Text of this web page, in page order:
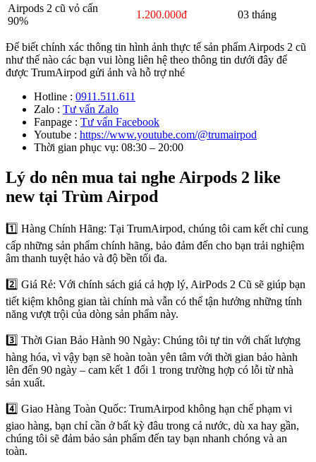
Airpods 2 cũ vỏ cấn
90%
1.200.000đ 03 tháng
Để biết chính xác thông tin hình ảnh thực tế sản phẩm Airpods 2 cũ
như thế nào các bạn vui lòng liên hệ theo thông tin dưới đây để
được TrumAirpod gửi ảnh và hỗ trợ nhé
Hotline : 0911.511.611
Zalo : Tư vấn Zalo
Fanpage : Tư vấn Facebook
Youtube : https://www.youtube.com/@trumairpod
Thời gian phục vụ: 08:30 – 20:00
Lý do nên mua tai nghe Airpods 2 like
new tại Trùm Airpod
1️⃣ Hàng Chính Hãng: Tại TrumAirpod, chúng tôi cam kết chỉ cung
cấp những sản phẩm chính hãng, bảo đảm đến cho bạn trải nghiệm
âm thanh tuyệt hảo và độ bền tối đa.
2️⃣ Giá Rẻ: Với chính sách giá cả hợp lý, AirPods 2 Cũ sẽ giúp bạn
tiết kiệm không gian tài chính mà vẫn có thể tận hưởng những tính
năng vượt trội của dòng sản phẩm này.
3️⃣ Thời Gian Bảo Hành 90 Ngày: Chúng tôi tự tin với chất lượng
hàng hóa, vì vậy bạn sẽ hoàn toàn yên tâm với thời gian bảo hành
lên đến 90 ngày – cam kết 1 đổi 1 trong trường hợp có lỗi từ nhà
sản xuất.
4️⃣ Giao Hàng Toàn Quốc: TrumAirpod không hạn chế phạm vi
giao hàng, bạn chỉ cần ở bất kỳ đâu trong cả nước, dù xa hay gần,
chúng tôi sẽ đảm bảo sản phẩm đến tay bạn nhanh chóng và an
toàn.